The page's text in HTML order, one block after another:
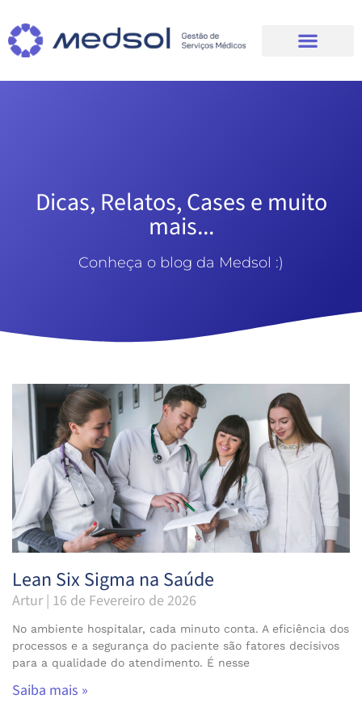
Dicas, Relatos, Cases e muito
mais...
Conheça o blog da Medsol :)
Lean Six Sigma na Saúde
Artur 16 de Fevereiro de 2026
No ambiente hospitalar, cada minuto conta. A eficiência dos
processos e a segurança do paciente são fatores decisivos
para a qualidade do atendimento. É nesse
Saiba mais »